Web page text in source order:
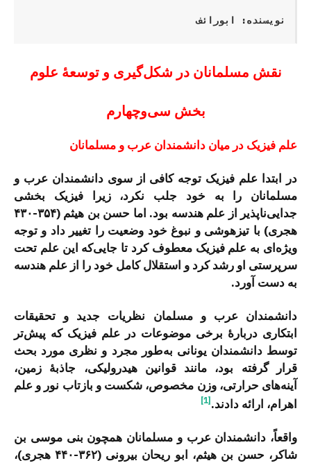
نویسنده: ابورائف
نقش مسلمانان در شکل‌گیری و توسعۀ علوم
بخش سی‌وچهارم
علم فیزیک در میان دانشمندان عرب و مسلمانان
در ابتدا علم فیزیک توجه کافی از سوی دانشمندان عرب و
مسلمانان را به خود جلب نکرد، زیرا فیزیک بخشی
جدایی‌ناپذیر از علم هندسه بود. اما حسن بن هیثم (۳۵۴-۴۳۰
هجری) با تیزهوشی و نبوغ خود وضعیت را تغییر داد و توجه
ویژه‌ای به علم فیزیک معطوف کرد تا جایی‌که این علم تحت
سرپرستی او رشد کرد و استقلال کامل خود را از علم هندسه
به دست آورد.
دانشمندان عرب و مسلمان نظریات جدید و تحقیقات
ابتکاری دربارۀ برخی موضوعات در علم فیزیک که پیش‌تر
توسط دانشمندان یونانی به‌طور مجرد و نظری مورد بحث
قرار گرفته بود، مانند قوانین هیدرولیکی، جاذبۀ زمین،
آینه‌های حرارتی، وزن مخصوص، شکست و بازتاب نور و علم
اهرام، ارائه دادند. [1]
واقعاً، دانشمندان عرب و مسلمانان همچون بنی موسی بن
شاكر، حسن بن هیثم، ابو ریحان بیرونی (۳۶۲-۴۴۰ هجری)،